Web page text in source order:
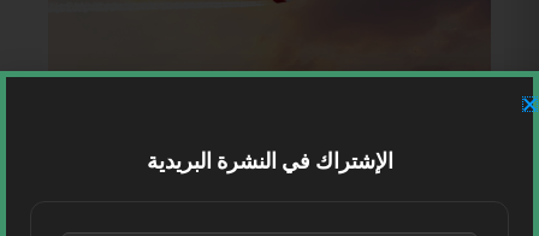
الإشتراك في النشرة البريدية